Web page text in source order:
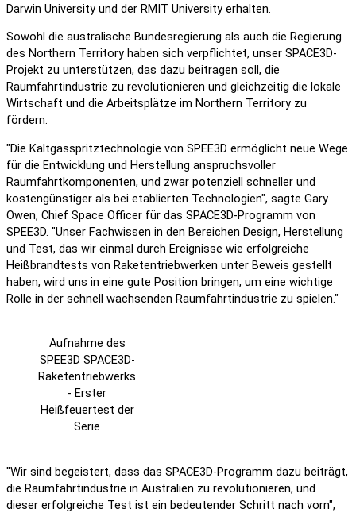
Darwin University und der RMIT University erhalten.
Sowohl die australische Bundesregierung als auch die Regierung
des Northern Territory haben sich verpflichtet, unser SPACE3D-
Projekt zu unterstützen, das dazu beitragen soll, die
Raumfahrtindustrie zu revolutionieren und gleichzeitig die lokale
Wirtschaft und die Arbeitsplätze im Northern Territory zu
fördern.
"Die Kaltgasspritztechnologie von SPEE3D ermöglicht neue Wege
für die Entwicklung und Herstellung anspruchsvoller
Raumfahrtkomponenten, und zwar potenziell schneller und
kostengünstiger als bei etablierten Technologien", sagte Gary
Owen, Chief Space Officer für das SPACE3D-Programm von
SPEE3D. "Unser Fachwissen in den Bereichen Design, Herstellung
und Test, das wir einmal durch Ereignisse wie erfolgreiche
Heißbrandtests von Raketentriebwerken unter Beweis gestellt
haben, wird uns in eine gute Position bringen, um eine wichtige
Rolle in der schnell wachsenden Raumfahrtindustrie zu spielen."
Aufnahme des
SPEE3D SPACE3D-
Raketentriebwerks
- Erster
Heißfeuertest der
Serie
"Wir sind begeistert, dass das SPACE3D-Programm dazu beiträgt,
die Raumfahrtindustrie in Australien zu revolutionieren, und
dieser erfolgreiche Test ist ein bedeutender Schritt nach vorn",